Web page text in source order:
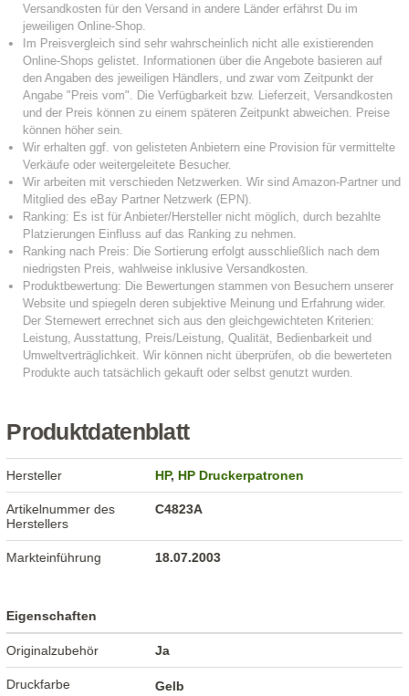
Produktdatenblatt
Hersteller HP,HP Druckerpatronen
Artikelnummer des
Herstellers
C4823A
Markteinführung 18.07.2003
Eigenschaften
Originalzubehör Ja
Druckfarbe Gelb